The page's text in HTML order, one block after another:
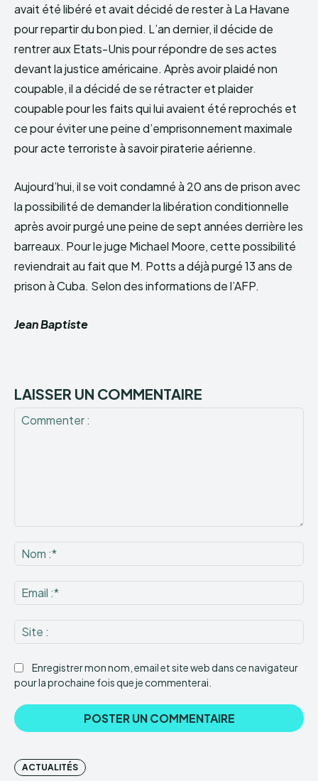
avait été libéré et avait décidé de rester à La Havane
pour repartir du bon pied. L’an dernier, il décide de
rentrer aux Etats-Unis pour répondre de ses actes
devant la justice américaine. Après avoir plaidé non
coupable, il a décidé de se rétracter et plaider
coupable pour les faits qui lui avaient été reprochés et
ce pour éviter une peine d’emprisonnement maximale
pour acte terroriste à savoir piraterie aérienne.
Aujourd’hui, il se voit condamné à 20 ans de prison avec
la possibilité de demander la libération conditionnelle
après avoir purgé une peine de sept années derrière les
barreaux. Pour le juge Michael Moore, cette possibilité
reviendrait au fait que M. Potts a déjà purgé 13 ans de
prison à Cuba. Selon des informations de l’AFP.
Jean Baptiste
LAISSER UN COMMENTAIRE
:*
:*
:
Enregistrer mon nom, email et site web dans ce navigateur
pour la prochaine fois que je commenterai.
ACTUALITÉS